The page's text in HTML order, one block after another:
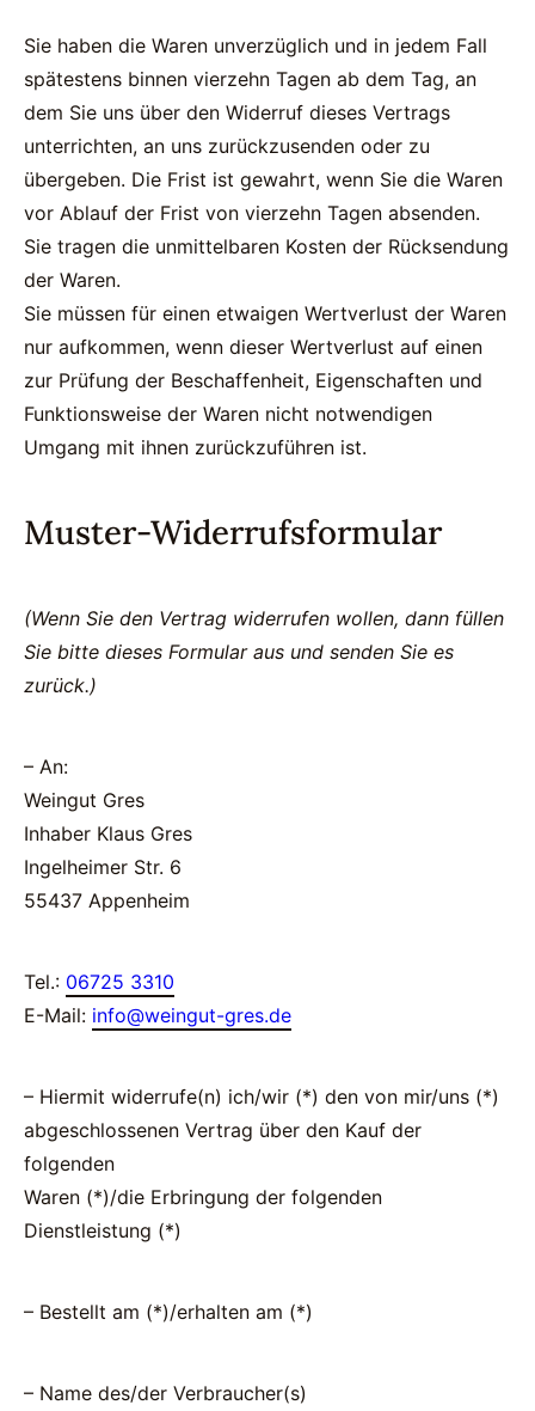
Sie haben die Waren unverzüglich und in jedem Fall
spätestens binnen vierzehn Tagen ab dem Tag, an
dem Sie uns über den Widerruf dieses Vertrags
unterrichten, an uns zurückzusenden oder zu
übergeben. Die Frist ist gewahrt, wenn Sie die Waren
vor Ablauf der Frist von vierzehn Tagen absenden.
Sie tragen die unmittelbaren Kosten der Rücksendung
der Waren.
Sie müssen für einen etwaigen Wertverlust der Waren
nur aufkommen, wenn dieser Wertverlust auf einen
zur Prüfung der Beschaffenheit, Eigenschaften und
Funktionsweise der Waren nicht notwendigen
Umgang mit ihnen zurückzuführen ist.
Muster-Widerrufsformular
(Wenn Sie den Vertrag widerrufen wollen, dann füllen
Sie bitte dieses Formular aus und senden Sie es
zurück.)
– An:
Weingut Gres
Inhaber Klaus Gres
Ingelheimer Str. 6
55437 Appenheim
Tel.: 06725 3310
E-Mail: info@weingut-gres.de
– Hiermit widerrufe(n) ich/wir (*) den von mir/uns (*)
abgeschlossenen Vertrag über den Kauf der
folgenden
Waren (*)/die Erbringung der folgenden
Dienstleistung (*)
– Bestellt am (*)/erhalten am (*)
– Name des/der Verbraucher(s)